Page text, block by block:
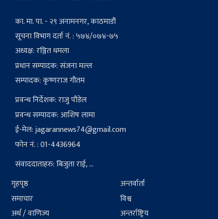
का. मा. पा. - २९ अनामनगर, काठमाडौं
सूचना विभाग दर्ता नं. : ५७४/०७४-७५
अध्यक्ष: रञ्जित धमला
प्रधान सम्पादक: संजना मल्ल
सम्पादक: कृष्णराज गौतम
प्रवन्ध निर्देशक: राजु पौडेल
प्रवन्ध सम्पादक: आशिष लामा
ई-मेल:jagarannews74@gmail.com
फोन नं. : 01-4436964
संवाददाताहरु: बिजुता राई, ...
गृहपृष्ठ
समाचार
अर्थ / वाणिज्य
अन्तर्वार्ता
विश्व
अन्तर्राष्ट्रिय